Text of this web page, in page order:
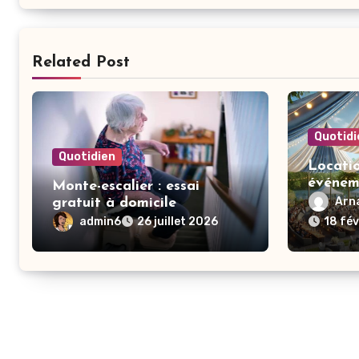
Related Post
Quotidien
Monte-escalier : essai
gratuit à domicile
admin6 26 juillet 2026
invités
en18